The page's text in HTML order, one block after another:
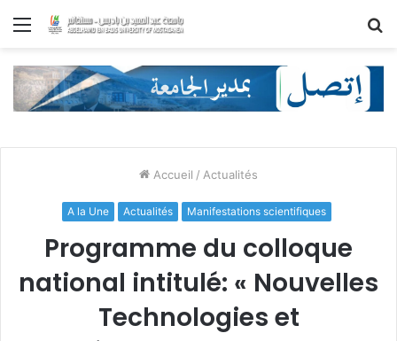
Menu
Accueil / Actualités
A la Une Actualités Manifestations scientifiques
Programme du colloque
national intitulé: « Nouvelles
Technologies et